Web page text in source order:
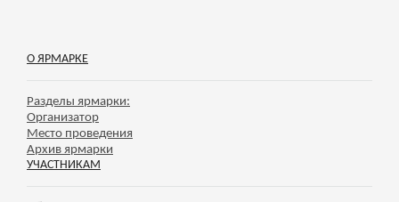
О ЯРМАРКЕ
Разделы ярмарки:
Организатор
Место проведения
Архив ярмарки
УЧАСТНИКАМ